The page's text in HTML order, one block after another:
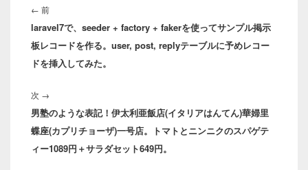
稿
ナ
ビ
ゲ
ー
ョ
ン
← 前前
の
投
稿:
laravel7で、seeder + factory + fakerを使ってサンプル掲示
板レコードを作る。user, post, replyテーブルに予めレコー
ドを挿入してみた。
次 →
の
投
稿:
男塾のような表記！伊太利亜飯店(イタリアはんてん)華婦里
蝶座(カプリチョーザ)一号店。トマトとニンニクのスパゲテ
ィー1089円＋サラダセット649円。